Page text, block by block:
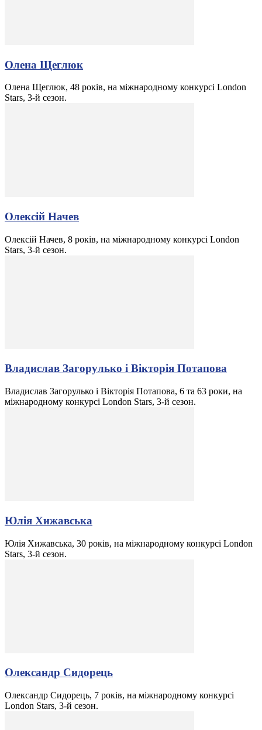
Олена Щеглюк
Олена Щеглюк, 48 років, на міжнародному конкурсі London
Stars, 3-й сезон.
Олексій Начев
Олексій Начев, 8 років, на міжнародному конкурсі London
Stars, 3-й сезон.
Владислав Загорулько і Вікторія Потапова
Владислав Загорулько і Вікторія Потапова, 6 та 63 роки, на
міжнародному конкурсі London Stars, 3-й сезон.
Юлія Хижавська
Юлія Хижавська, 30 років, на міжнародному конкурсі London
Stars, 3-й сезон.
Олександр Сидорець
Олександр Сидорець, 7 років, на міжнародному конкурсі
London Stars, 3-й сезон.